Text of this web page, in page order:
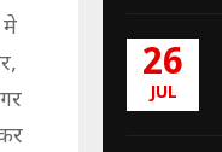
मे
26
JUL